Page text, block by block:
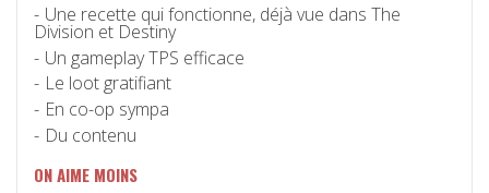
Une recette qui fonctionne, déjà vue dans The
Division et Destiny
Un gameplay TPS efficace
Le loot gratifiant
En co-op sympa
Du contenu
ON AIME MOINS